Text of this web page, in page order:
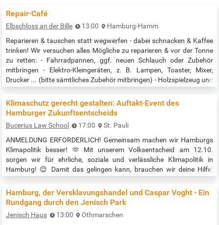
Repair-Café
Elbschloss an der Bille 13:00
Hamburg-Hamm
Reparieren & tauschen statt wegwerfen - dabei schnacken & Kaffee
trinken! Wir versuchen alles Mögliche zu reparieren & vor der Tonne
zu retten: - Fahrradpannen, ggf. neuen Schlauch oder Zubehör
mitbringen - Elektro-Kleingeräten, z. B. Lampen, Toaster, Mixer,
Drucker ... (bitte sämtliches Zubehör mitbringen) - Holzspielzeug und
Rückfragen per E-Mail an hammonie@gmx.de Veranstaltungszeit:…
Klimaschutz gerecht gestalten: Auftakt-Event des
Hamburger Zukunftsentscheids
Bucerius Law School 17:00
St. Pauli
ANMELDUNG ERFORDERLICH! Gemeinsam machen wir Hamburgs
Klimapolitik besser! 🫶 Mit unserem Volksentscheid am 12.10.
sorgen wir für ehrliche, soziale und verlässliche Klimapolitik in
Hamburg! 😊 Damit das gelingen kann, brauchen wir deine Hilfe!
Hamburg vom Zukunftsentscheid zu überzeugen! 🤝 Anmeldung
über den Link unten. Ort: Auditorium der Bucerius Law School
Beginn: 17:00 Uhr …
Hamburg, der Versklavungshandel und Caspar Voght - Ein
Rundgang durch den Jenisch Park
Jenisch Haus 13:00
Othmarschen